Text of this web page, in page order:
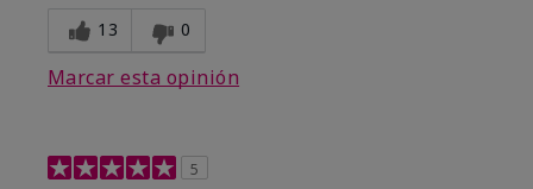
13 0
Marcar esta opinión
5